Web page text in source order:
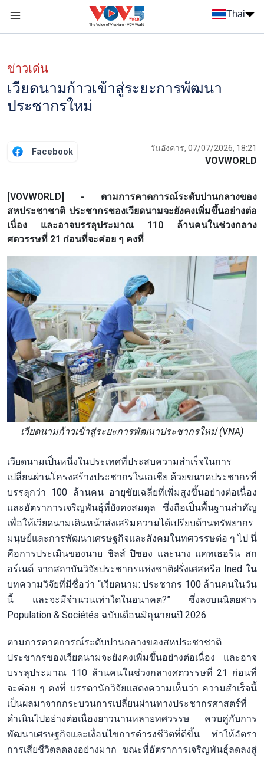
Thai
ข่าวเด่น
เวียดนามก้าวเข้าสู่ระยะการพัฒนา
ประชากรใหม่
Facebook วันอังคาร, 07/07/2026, 18:21
VOVWORLD
[VOVWORLD] - ตามการคาดการณ์ระดับปานกลางของ
สหประชาชาติ ประชากรของเวียดนามจะยังคงเพิ่มขึ้นอย่างต่อ
เนื่อง และอาจบรรลุประมาณ 110 ล้านคนในช่วงกลาง
ศตวรรษที่ 21 ก่อนที่จะค่อย ๆ คงที่
เวียดนามก้าวเข้าสู่ระยะการพัฒนาประชากรใหม่ (VNA)
เวียดนามเป็นหนึ่งในประเทศที่ประสบความสำเร็จในการ
เปลี่ยนผ่านโครงสร้างประชากรในเอเชีย ด้วยขนาดประชากรที่
บรรลุกว่า 100 ล้านคน อายุขัยเฉลี่ยที่เพิ่มสูงขึ้นอย่างต่อเนื่อง
และอัตราการเจริญพันธุ์ที่ยังคงสมดุล ซึ่งถือเป็นพื้นฐานสำคัญ
เพื่อให้เวียดนามเดินหน้าส่งเสริมความได้เปรียบด้านทรัพยากร
มนุษย์และการพัฒนาเศรษฐกิจและสังคมในทศวรรษต่อ ๆ ไป นี่
คือการประเมินของนาย ชิลส์ ปิซอง และนาง แคทเธอรีน สก
อร์เนต์ จากสถาบันวิจัยประชากรแห่งชาติฝรั่งเศสหรือ Ined ใน
บทความวิจัยที่มีชื่อว่า “เวียดนาม: ประชากร 100 ล้านคนในวัน
นี้ และจะมีจำนวนเท่าใดในอนาคต?” ซึ่งลงบนนิตยสาร
Population & Sociétés ฉบับเดือนมิถุนายนปี 2026
ตามการคาดการณ์ระดับปานกลางของสหประชาชาติ
ประชากรของเวียดนามจะยังคงเพิ่มขึ้นอย่างต่อเนื่อง และอาจ
บรรลุประมาณ 110 ล้านคนในช่วงกลางศตวรรษที่ 21 ก่อนที่
จะค่อย ๆ คงที่ บรรดานักวิจัยแสดงความเห็นว่า ความสำเร็จนี้
เป็นผลมาจากกระบวนการเปลี่ยนผ่านทางประชากรศาสตร์ที่
ดำเนินไปอย่างต่อเนื่องยาวนานหลายทศวรรษ ควบคู่กับการ
พัฒนาเศรษฐกิจและเงื่อนไขการดำรงชีวิตที่ดีขึ้น ทำให้อัตรา
การเสียชีวิตลดลงอย่างมาก ขณะที่อัตราการเจริญพันธุ์ลดลงสู่